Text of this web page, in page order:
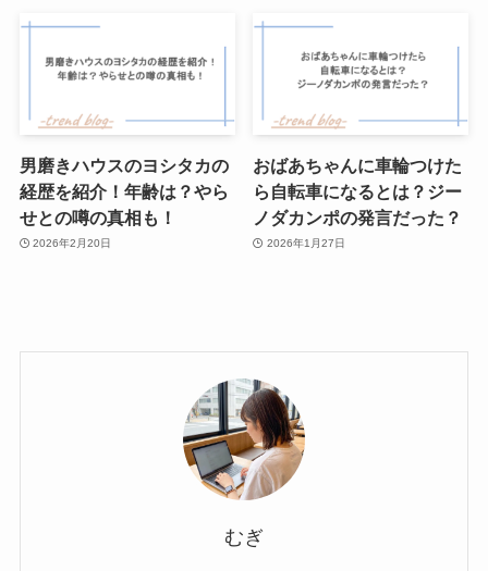
男磨きハウスのヨシタカの
経歴を紹介！年齢は？やら
せとの噂の真相も！
2026年2月20日
おばあちゃんに車輪つけた
ら自転車になるとは？ジー
ノダカンポの発言だった？
2026年1月27日
むぎ